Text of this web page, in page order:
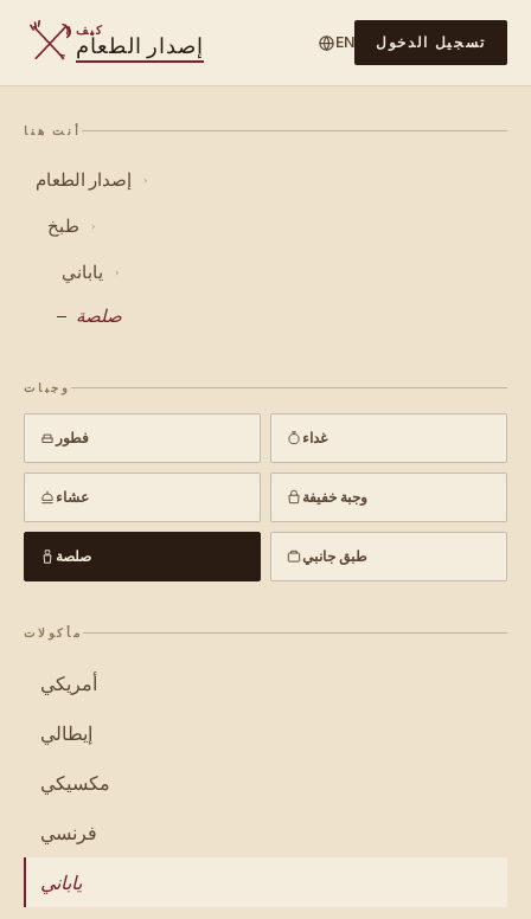
كيف
إصدار الطعام EN تسجيل الدخول
أنت هنا
إصدار الطعام ›
طبخ ›
ياباني ›
صلصة
وجبات
فطور غداء
عشاء وجبة خفيفة
صلصة طبق جانبي
مأكولات
أمريكي
إيطالي
مكسيكي
فرنسي
ياباني